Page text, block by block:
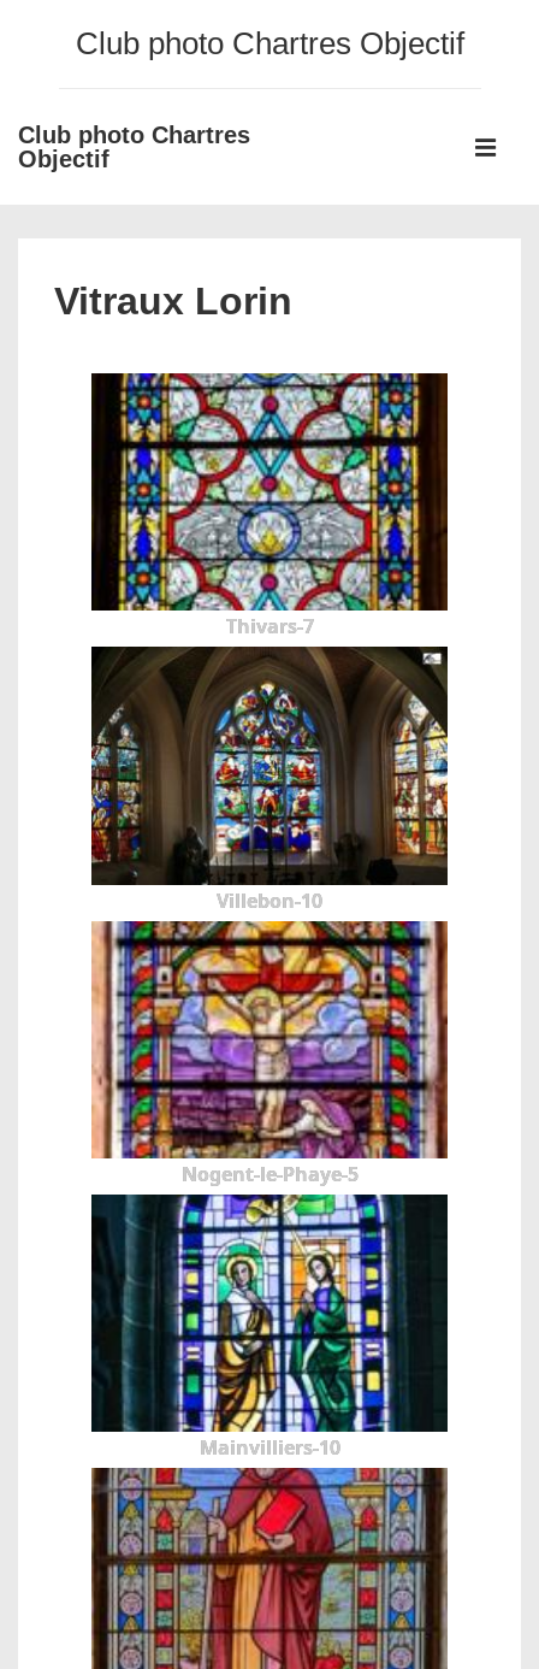
principal
Club photo Chartres Objectif
Club photo Chartres
Objectif
Main
Vitraux Lorin
Thivars-7
Villebon-10
Nogent-le-Phaye-5
Mainvilliers-10